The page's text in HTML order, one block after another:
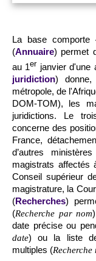
La base comporte
(Annuaire) permet
au 1er janvier d'une
juridiction)
métropole, de
DOM-TOM), les
juridictions. Le
concerne des
France,
d’autres
magistrats affectés
Conseil supérieur
magistrature, la
(Recherches)
(Recherche par nom
date précise ou
date) ou la liste
multiples (